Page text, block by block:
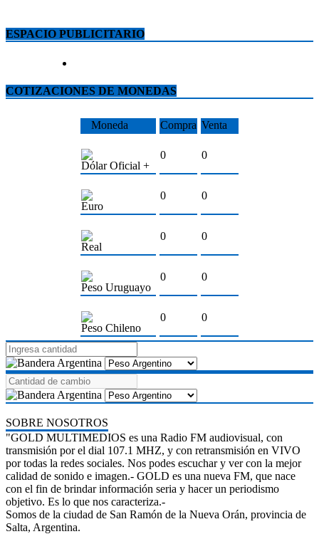
ESPACIO PUBLICITARIO
COTIZACIONES DE MONEDAS
Moneda Compra Venta
Dólar Oficial +
0 0
Euro
0 0
Real
0 0
Peso Uruguayo
0 0
Peso Chileno
0 0
SOBRE NOSOTROS
"GOLD MULTIMEDIOS es una Radio FM audiovisual, con
transmisión por el dial 107.1 MHZ, y con retransmisión en VIVO
por todas la redes sociales. Nos podes escuchar y ver con la mejor
calidad de sonido e imagen.- GOLD es una nueva FM, que nace
con el fin de brindar información seria y hacer un periodismo
objetivo. Es lo que nos caracteriza.-
Somos de la ciudad de San Ramón de la Nueva Orán, provincia de
Salta, Argentina.